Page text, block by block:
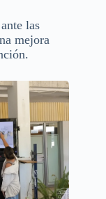
las
mejora